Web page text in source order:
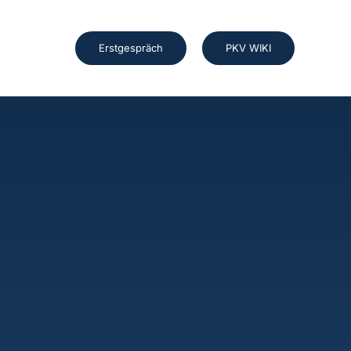
Erstgespräch PKV WIKI